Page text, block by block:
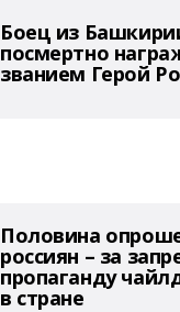
Боец из
посмертно
званием Герой
Половина
россиян – за
пропаганду
в стране